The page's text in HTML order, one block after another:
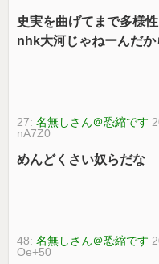
史実を曲げてまで多様
nhk大河じゃねーんだか
27:名無しさん＠恐縮です
nA7Z0
めんどくさい奴らだな
48:名無しさん＠恐縮です
Oe+50